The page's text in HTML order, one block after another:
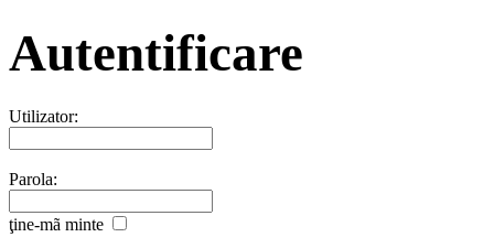
Autentificare
Utilizator:
Parola:
ţine-mã minte